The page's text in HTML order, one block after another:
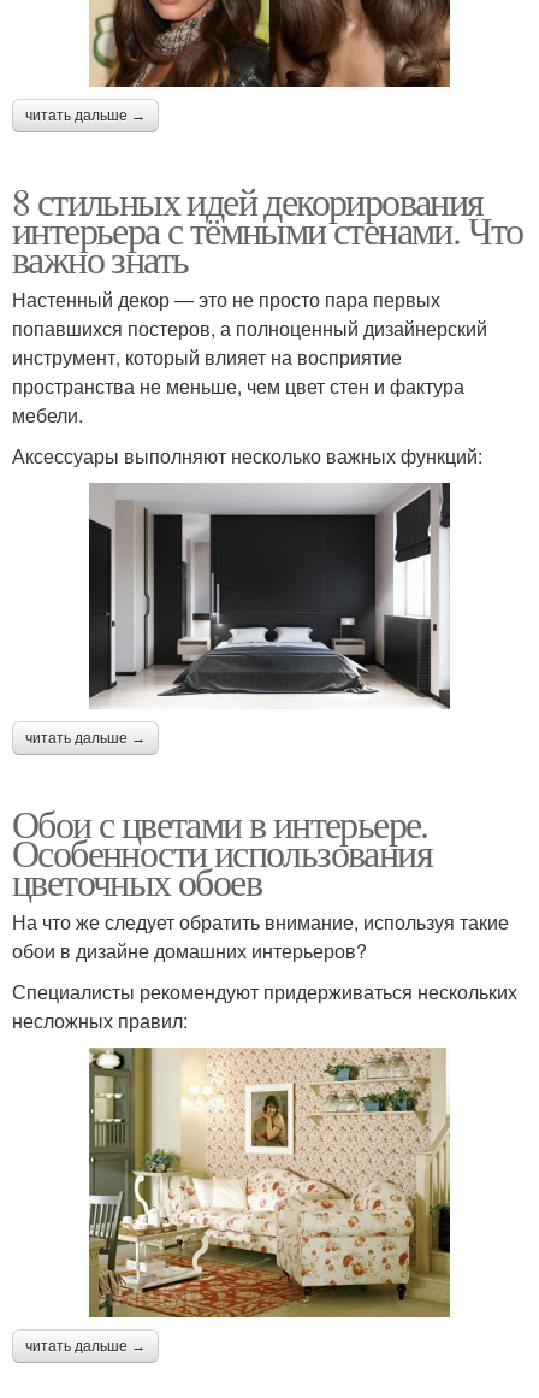
читать дальше →
8 стильных идей декорирования
интерьера с тёмными стенами. Что
важно знать
Настенный декор — это не просто пара первых
попавшихся постеров, а полноценный дизайнерский
инструмент, который влияет на восприятие
пространства не меньше, чем цвет стен и фактура
мебели.
Аксессуары выполняют несколько важных функций:
читать дальше →
Обои с цветами в интерьере.
Особенности использования
цветочных обоев
На что же следует обратить внимание, используя такие
обои в дизайне домашних интерьеров?
Специалисты рекомендуют придерживаться нескольких
несложных правил:
читать дальше →